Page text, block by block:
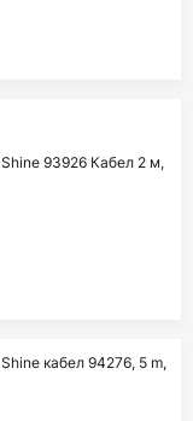
93926 Кабел 2 м,
кабел 94276, 5 m,